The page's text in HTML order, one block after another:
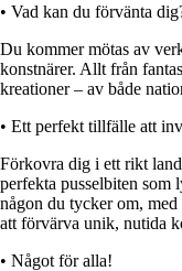
• Vad kan du förvänta
Du kommer mötas av
konstnärer. Allt från
kreationer – av både
• Ett perfekt tillfälle att
Förkovra dig i ett rikt
perfekta pusselbiten som
någon du tycker om, med
att förvärva unik, nutida
• Något för alla!